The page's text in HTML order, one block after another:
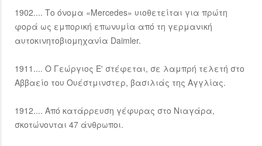
1902.... Το όνομα «Mercedes» υιοθετείται για πρώτη
φορά ως εμπορική επωνυμία από τη γερμανική
αυτοκινητοβιομηχανία Daimler.
1911.... Ο Γεώργιος Ε' στέφεται, σε λαμπρή τελετή στο
Αββαείο του Ουέστμινστερ, βασιλιάς της Αγγλίας.
1912.... Από κατάρρευση γέφυρας στο Νιαγάρα,
σκοτώνονται 47 άνθρωποι.